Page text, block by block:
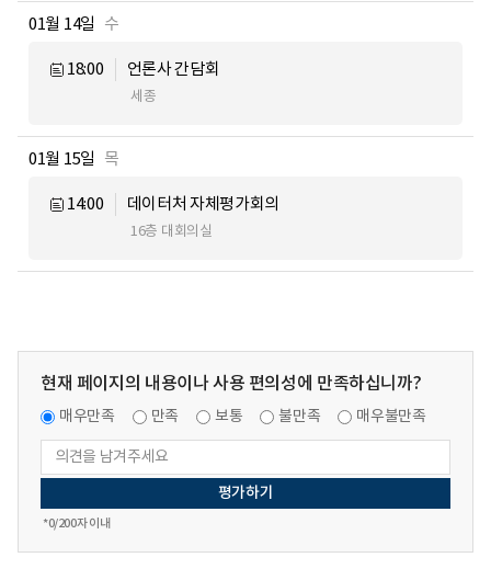
01월 14일 수
18:00 언론사 간담회
세종
01월 15일 목
14:00 데이터처 자체평가회의
16층 대회의실
현재 페이지의 내용이나 사용 편의성에 만족하십니까?
매우만족 만족 보통 불만족 매우불만족
*0/200자 이내